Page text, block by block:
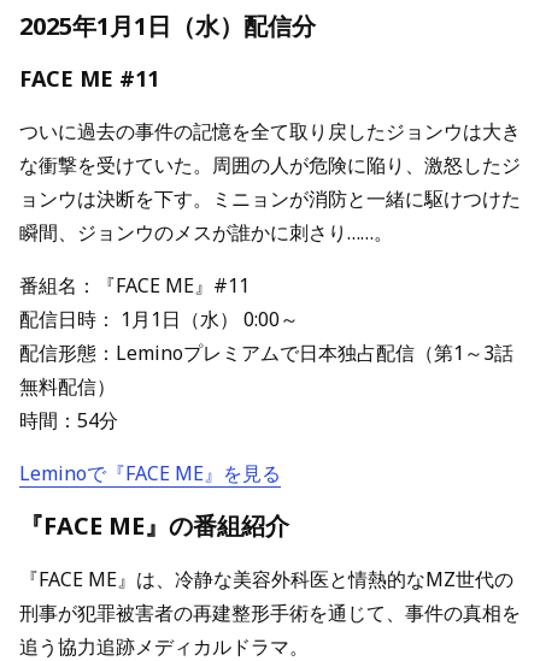
2025年1月1日（水）配信分
FACE ME #11
ついに過去の事件の記憶を全て取り戻したジョンウは大き
な衝撃を受けていた。周囲の人が危険に陥り、激怒したジ
ョンウは決断を下す。ミニョンが消防と一緒に駆けつけた
瞬間、ジョンウのメスが誰かに刺さり……。
番組名：『FACE ME』#11
配信日時： 1月1日（水） 0:00～
配信形態：Leminoプレミアムで日本独占配信（第1～3話
無料配信）
時間：54分
Leminoで『FACE ME』を見る
『FACE ME』の番組紹介
『FACE ME』は、冷静な美容外科医と情熱的なMZ世代の
刑事が犯罪被害者の再建整形手術を通じて、事件の真相を
追う協力追跡メディカルドラマ。